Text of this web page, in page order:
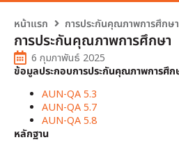
หน้าแรก การประกันคุณภาพการศึกษา
การประกันคุณภาพการศึกษา
6 กุมภาพันธ์ 2025
ข้อมูลประกอบการประกันคุณภาพการศึก
AUN-QA 5.3
AUN-QA 5.7
AUN-QA 5.8
หลักฐาน